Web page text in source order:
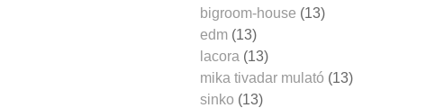
bigroom-house (13)
edm (13)
lacora (13)
mika tivadar mulató (13)
sinko (13)